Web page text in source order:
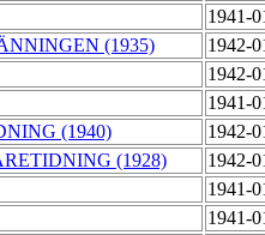
1941-
(1935)
1942-
1942-
1941-
(1940)
1942-
(1928)
1942-
1941-
1941-